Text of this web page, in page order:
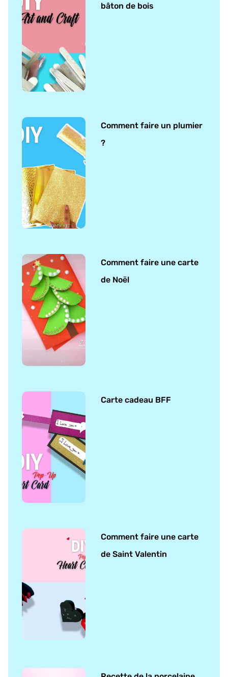
bâton de bois
Comment faire un plumier
?
Comment faire une carte
de Noël
Carte cadeau BFF
Comment faire une carte
de Saint Valentin